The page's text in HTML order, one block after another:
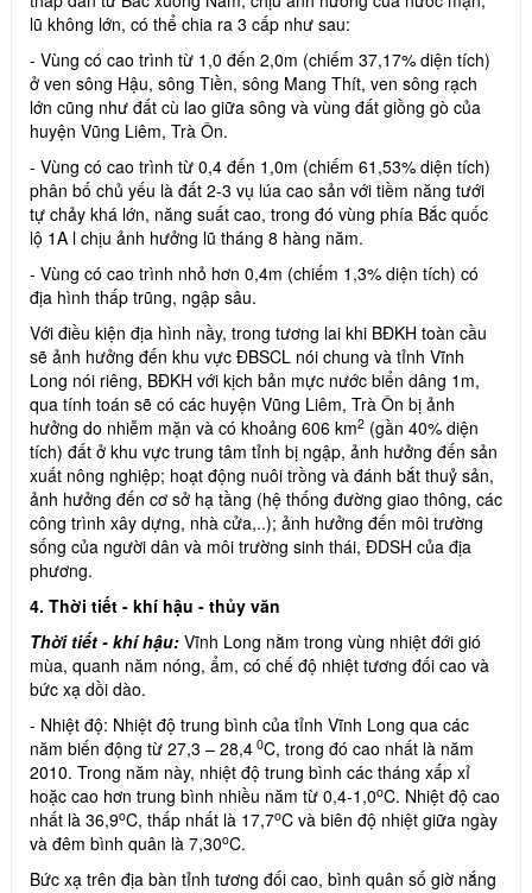
lũ không lớn, có thể chia ra 3 cấp như sau:
- Vùng có cao trình từ 1,0 đến 2,0m (chiếm 37,17% diện tích)
ở ven sông Hậu, sông Tiền, sông Mang Thít, ven sông rạch
lớn cũng như đất cù lao giữa sông và vùng đất giồng gò của
huyện Vũng Liêm, Trà Ôn.
- Vùng có cao trình từ 0,4 đến 1,0m (chiếm 61,53% diện tích)
phân bố chủ yếu là đất 2-3 vụ lúa cao sản với tiềm năng tưới
tự chảy khá lớn, năng suất cao, trong đó vùng phía Bắc quốc
lộ 1A l chịu ảnh hưởng lũ tháng 8 hàng năm.
- Vùng có cao trình nhỏ hơn 0,4m (chiếm 1,3% diện tích) có
địa hình thấp trũng, ngập sâu.
Với điều kiện địa hình nầy, trong tương lai khi BĐKH toàn cầu
sẽ ảnh hưởng đến khu vực ĐBSCL nói chung và tỉnh Vĩnh
Long nói riêng, BĐKH với kịch bản mực nước biển dâng 1m,
qua tính toán sẽ có các huyện Vũng Liêm, Trà Ôn bị ảnh
hưởng do nhiễm mặn và có khoảng 606 km2 (gần 40% diện
tích) đất ở khu vực trung tâm tỉnh bị ngập, ảnh hưởng đến sản
xuất nông nghiệp; hoạt động nuôi trồng và đánh bắt thuỷ sản,
ảnh hưởng đến cơ sở hạ tầng (hệ thống đường giao thông, các
công trình xây dựng, nhà cửa,..); ảnh hưởng đến môi trường
sống của người dân và môi trường sinh thái, ĐDSH của địa
phương.
4. Thời tiết - khí hậu - thủy văn
Thời tiết - khí hậu: Vĩnh Long nằm trong vùng nhiệt đới gió
mùa, quanh năm nóng, ẩm, có chế độ nhiệt tương đối cao và
bức xạ dồi dào.
- Nhiệt độ: Nhiệt độ trung bình của tỉnh Vĩnh Long qua các
năm biến động từ 27,3 – 28,4 0C, trong đó cao nhất là năm
2010. Trong năm này, nhiệt độ trung bình các tháng xấp xỉ
hoặc cao hơn trung bình nhiều năm từ 0,4-1,0oC. Nhiệt độ cao
nhất là 36,9oC, thấp nhất là 17,7oC và biên độ nhiệt giữa ngày
và đêm bình quân là 7,30oC.
Bức xạ trên địa bàn tỉnh tương đối cao, bình quân số giờ nắng